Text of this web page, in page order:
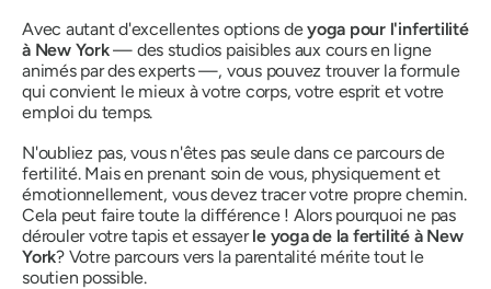
Avec autant d'excellentes options deyoga pour l'infertilité
à New York— des studios paisibles aux cours en ligne
animés par des experts —, vous pouvez trouver la formule
qui convient le mieux à votre corps, votre esprit et votre
emploi du temps.
N'oubliez pas, vous n'êtes pas seule dans ce parcours de
fertilité. Mais en prenant soin de vous, physiquement et
émotionnellement, vous devez tracer votre propre chemin.
Cela peut faire toute la différence ! Alors pourquoi ne pas
dérouler votre tapis et essayerle yoga de la fertilité à New
York? Votre parcours vers la parentalité mérite tout le
soutien possible.